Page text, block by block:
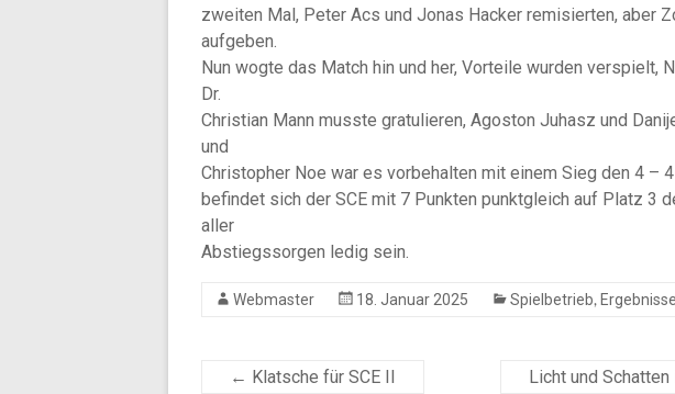
zweiten Mal, Peter Acs und Jonas Hacker remisierten, aber
aufgeben.
Nun wogte das Match hin und her, Vorteile wurden verspielt,
Dr.
Christian Mann musste gratulieren, Agoston Juhasz und
und
Christopher Noe war es vorbehalten mit einem Sieg den 4 –
befindet sich der SCE mit 7 Punkten punktgleich auf Platz 3
aller
Abstiegssorgen ledig sein.
Webmaster 18. Januar 2025 Spielbetrieb, Ergebnisse
← Klatsche für SCE II Licht und